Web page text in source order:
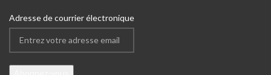
Adresse de courrier électronique